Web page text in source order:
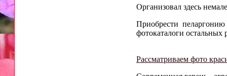
Организовал здесь
Приобрести
фотокаталоги остальных
Рассматриваем фото